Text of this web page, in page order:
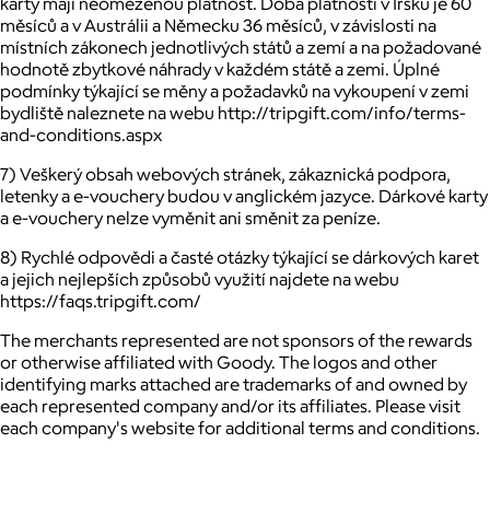
měsíců a v Austrálii a Německu 36 měsíců, v závislosti na
místních zákonech jednotlivých států a zemí a na požadované
hodnotě zbytkové náhrady v každém státě a zemi. Úplné
podmínky týkající se měny a požadavků na vykoupení v zemi
bydliště naleznete na webu http://tripgift.com/info/terms-
and-conditions.aspx
7) Veškerý obsah webových stránek, zákaznická podpora,
letenky a e-vouchery budou v anglickém jazyce. Dárkové karty
a e-vouchery nelze vyměnit ani směnit za peníze.
8) Rychlé odpovědi a časté otázky týkající se dárkových karet
a jejich nejlepších způsobů využití najdete na webu
https://faqs.tripgift.com/
The merchants represented are not sponsors of the rewards
or otherwise affiliated with Goody. The logos and other
identifying marks attached are trademarks of and owned by
each represented company and/or its affiliates. Please visit
each company's website for additional terms and conditions.